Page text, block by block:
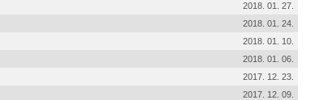
2018. 01. 27.
2018. 01. 24.
2018. 01. 10.
2018. 01. 06.
2017. 12. 23.
2017. 12. 09.